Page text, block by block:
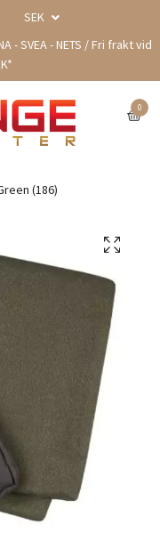
SEK
- SVEA - NETS / Fri frakt vid
0
(186)